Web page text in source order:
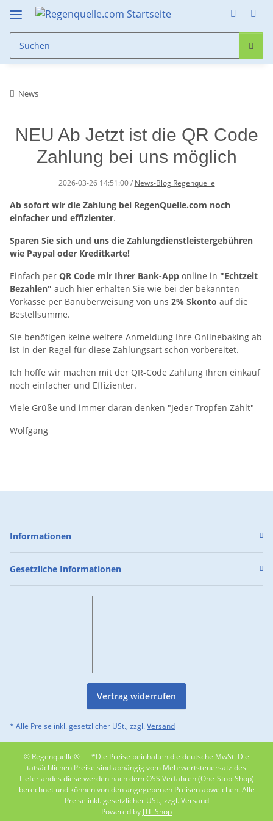
News
NEU Ab Jetzt ist die QR Code
Zahlung bei uns möglich
2026-03-26 14:51:00 / News-Blog Regenquelle
Ab sofort wir die Zahlung bei RegenQuelle.com noch
einfacher und effizienter.
Sparen Sie sich und uns die Zahlungdienstleistergebühren
wie Paypal oder Kreditkarte!
Einfach per QR Code mir Ihrer Bank-App online in "Echtzeit
Bezahlen" auch hier erhalten Sie wie bei der bekannten
Vorkasse per Banüberweisung von uns 2% Skonto auf die
Bestellsumme.
Sie benötigen keine weitere Anmeldung Ihre Onlinebaking ab
ist in der Regel für diese Zahlungsart schon vorbereitet.
Ich hoffe wir machen mit der QR-Code Zahlung Ihren einkauf
noch einfacher und Effizienter.
Viele Grüße und immer daran denken "Jeder Tropfen Zählt"
Wolfgang
Informationen
Gesetzliche Informationen
Vertrag widerrufen
* Alle Preise inkl. gesetzlicher USt., zzgl.Versand
© Regenquelle®
*Die Preise beinhalten die deutsche MwSt. Die
tatsächlichen Preise sind abhängig vom Mehrwertsteuersatz des
Lieferlandes diese werden nach dem OSS Verfahren (One-Stop-Shop)
berechnet und können von den angegebenen Preisen abweichen. Alle
Preise inkl. gesetzlicher USt., zzgl. Versand
Powered by JTL-Shop